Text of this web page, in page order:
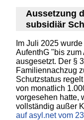
Aussetzung
subsidiär
Im Juli 2025
AufenthG "bis
ausgesetzt. Der §
Familiennachzug
Schutzstatus
von monatlich
vorgesehen hatte,
vollständig außer
auf asyl.net vom